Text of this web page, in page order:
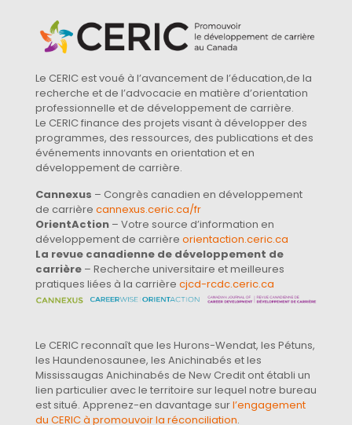
Le CERIC est voué à l’avancement de l’éducation,de la
recherche et de l’advocacie en matière d’orientation
professionnelle et de développement de carrière.
Le CERIC finance des projets visant à développer des
programmes, des ressources, des publications et des
événements innovants en orientation et en
développement de carrière.
Cannexus – Congrès canadien en développement
de carrière cannexus.ceric.ca/fr
OrientAction – Votre source d’information en
développement de carrière orientaction.ceric.ca
La revue canadienne de développement de
carrière – Recherche universitaire et meilleures
pratiques liées à la carrière cjcd-rcdc.ceric.ca
Le CERIC reconnaît que les Hurons-Wendat, les Pétuns,
les Haundenosaunee, les Anichinabés et les
Mississaugas Anichinabés de New Credit ont établi un
lien particulier avec le territoire sur lequel notre bureau
est situé. Apprenez-en davantage surl’engagement
du CERIC à promouvoir la réconciliation.